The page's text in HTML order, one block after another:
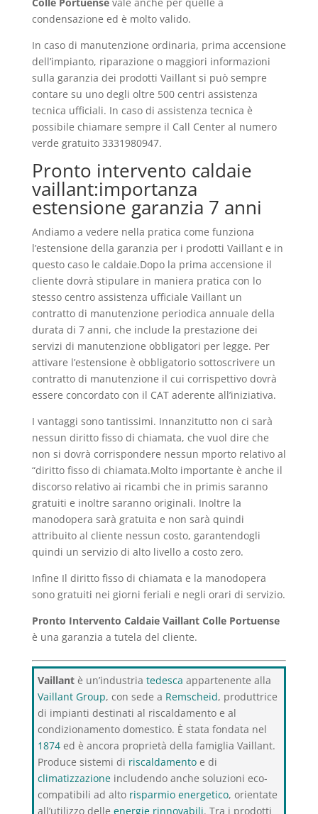
Colle Portuensevale anche per quelle a
condensazione ed è molto valido.
In caso di manutenzione ordinaria, prima accensione
dell’impianto, riparazione o maggiori informazioni
sulla garanzia dei prodotti Vaillant si può sempre
contare su uno degli oltre 500 centri assistenza
tecnica ufficiali. In caso di assistenza tecnica è
possibile chiamare sempre il Call Center al numero
verde gratuito 3331980947.
Pronto intervento caldaie
vaillant:importanza
estensione garanzia 7 anni
Andiamo a vedere nella pratica come funziona
l’estensione della garanzia per i prodotti Vaillant e in
questo caso le caldaie.Dopo la prima accensione il
cliente dovrà stipulare in maniera pratica con lo
stesso centro assistenza ufficiale Vaillant un
contratto di manutenzione periodica annuale della
durata di 7 anni, che include la prestazione dei
servizi di manutenzione obbligatori per legge. Per
attivare l’estensione è obbligatorio sottoscrivere un
contratto di manutenzione il cui corrispettivo dovrà
essere concordato con il CAT aderente all’iniziativa.
I vantaggi sono tantissimi. Innanzitutto non ci sarà
nessun diritto fisso di chiamata, che vuol dire che
non si dovrà corrispondere nessun mporto relativo al
“diritto fisso di chiamata.Molto importante è anche il
discorso relativo ai ricambi che in primis saranno
gratuiti e inoltre saranno originali. Inoltre la
manodopera sarà gratuita e non sarà quindi
attribuito al cliente nessun costo, garantendogli
quindi un servizio di alto livello a costo zero.
Infine Il diritto fisso di chiamata e la manodopera
sono gratuiti nei giorni feriali e negli orari di servizio.
Pronto Intervento Caldaie Vaillant Colle Portuense
è una garanzia a tutela del cliente.
Vaillantè un’industria tedesca appartenente alla
Vaillant Group, con sede a Remscheid, produttrice
di impianti destinati al riscaldamento e al
condizionamento domestico. È stata fondata nel
1874ed è ancora proprietà della famiglia Vaillant.
Produce sistemi di riscaldamentoe di
climatizzazioneincludendo anche soluzioni eco-
compatibili ad alto risparmio energetico, orientate
all’utilizzo delle energie rinnovabili. Tra i prodotti